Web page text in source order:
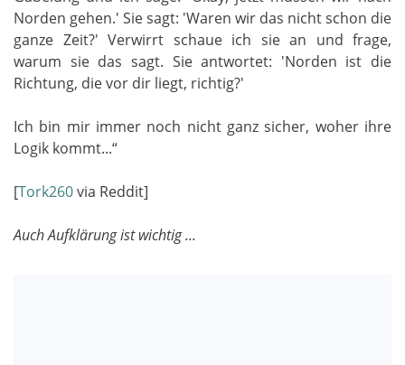
Norden gehen.' Sie sagt: 'Waren wir das nicht schon die
ganze Zeit?' Verwirrt schaue ich sie an und frage,
warum sie das sagt. Sie antwortet: 'Norden ist die
Richtung, die vor dir liegt, richtig?'
Ich bin mir immer noch nicht ganz sicher, woher ihre
Logik kommt...“
[Tork260via Reddit]
Auch Aufklärung ist wichtig ...